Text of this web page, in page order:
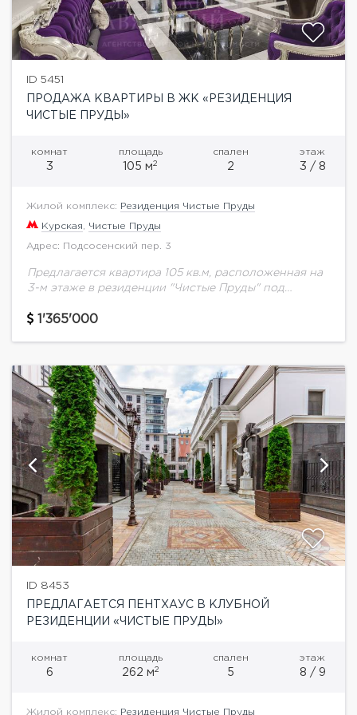
ID 5451
ПРОДАЖА КВАРТИРЫ В ЖК «РЕЗИДЕНЦИЯ
ЧИСТЫЕ ПРУДЫ»
комнат
3
площадь
105 м2
спален
2
этаж
3 / 8
Жилой комплекс: Резиденция Чистые Пруды
Курская Чистые Пруды
Адрес: Подсосенский пер. 3
Предлагается квартира 105 кв.м, расположенная на
3-м этаже в резиденции "Чистые Пруды" под
считается клубным домом. Количество
1'365'000
ID 8453
ПРЕДЛАГАЕТСЯ ПЕНТХАУС В КЛУБНОЙ
РЕЗИДЕНЦИИ «ЧИСТЫЕ ПРУДЫ»
комнат
6
площадь
262 м2
спален
5
этаж
8 / 9
Жилой комплекс: Резиденция Чистые Пруды